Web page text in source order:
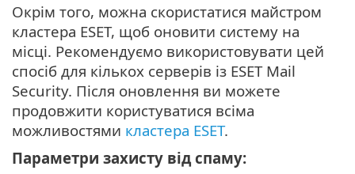
Окрім того, можна скористатися майстром
кластера ESET, щоб оновити систему на
місці. Рекомендуємо використовувати цей
спосіб для кількох серверів із ESET Mail
Security. Після оновлення ви можете
продовжити користуватися всіма
можливостями кластера ESET.
Параметри захисту від спаму: